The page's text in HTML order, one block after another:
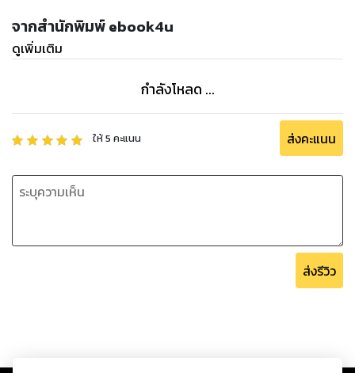
จากสำนักพิมพ์ ebook4u
ดูเพิ่มเติม
กำลังโหลด ...
ให้5 คะแนน ส่งคะแนน
ส่งรีวิว